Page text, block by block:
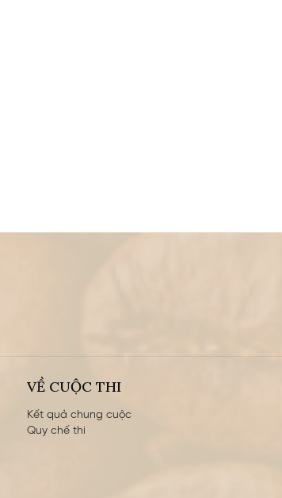
VỀ CUỘC THI
Kết quả chung cuộc
quy chế thi